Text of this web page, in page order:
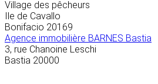
Village des pêcheurs
Ile de Cavallo
Bonifacio 20169
Agence immobilière BARNES Bastia
3, rue Chanoine Leschi
Bastia 20000